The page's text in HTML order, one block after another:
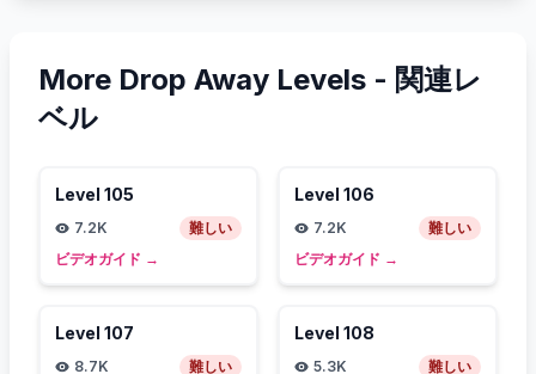
More Drop Away Levels - 関連レ
ベル
Level 105
7.2K
難しい
ビデオガイド →
Level 106
7.2K
難しい
ビデオガイド →
Level 107
8.7K
難しい
Level 108
5.3K
難しい